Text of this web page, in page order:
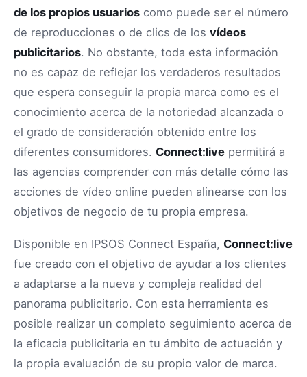
de los propios usuarios como puede ser el número
de reproducciones o de clics de los vídeos
publicitarios. No obstante, toda esta información
no es capaz de reflejar los verdaderos resultados
que espera conseguir la propia marca como es el
conocimiento acerca de la notoriedad alcanzada o
el grado de consideración obtenido entre los
diferentes consumidores. Connect:live permitirá a
las agencias comprender con más detalle cómo las
acciones de vídeo online pueden alinearse con los
objetivos de negocio de tu propia empresa.
Disponible en IPSOS Connect España, Connect:live
fue creado con el objetivo de ayudar a los clientes
a adaptarse a la nueva y compleja realidad del
panorama publicitario. Con esta herramienta es
posible realizar un completo seguimiento acerca de
la eficacia publicitaria en tu ámbito de actuación y
la propia evaluación de su propio valor de marca.